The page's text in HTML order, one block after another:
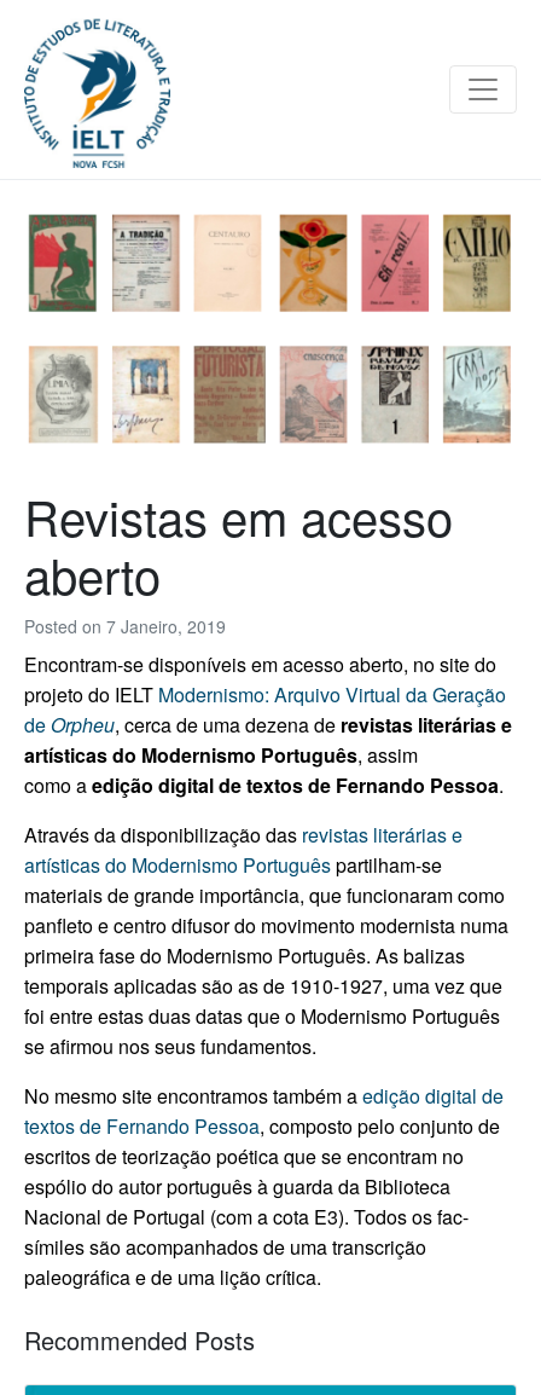
Posted on 7 Janeiro, 2019
Revistas em acesso
aberto
Encontram-se disponíveis em acesso aberto, no site do
projeto do IELT Modernismo: Arquivo Virtual da Geração
deOrpheu, cerca de uma dezena de revistas literárias e
artísticas do Modernismo Português, assim
como aedição digital de textos de Fernando Pessoa.
Através da disponibilização das revistas literárias e
artísticas do Modernismo Portuguêspartilham-se
materiais de grande importância, que funcionaram como
panfleto e centro difusor do movimento modernista numa
primeira fase do Modernismo Português. As balizas
temporais aplicadas são as de 1910-1927, uma vez que
foi entre estas duas datas que o Modernismo Português
se afirmou nos seus fundamentos.
No mesmo site encontramos também aedição digital de
textos de Fernando Pessoa, composto pelo conjunto de
escritos de teorização poética que se encontram no
espólio do autor português à guarda da Biblioteca
Nacional de Portugal (com a cota E3). Todos os fac-
símiles são acompanhados de uma transcrição
paleográfica e de uma lição crítica.
Recommended Posts